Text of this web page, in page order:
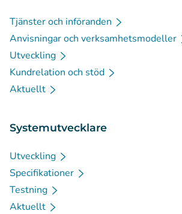
Tjänster och införanden
Anvisningar och verksamhetsmodeller
Utveckling
Kundrelation och stöd
Aktuellt
Systemutvecklare
Utveckling
Specifikationer
Testning
Aktuellt